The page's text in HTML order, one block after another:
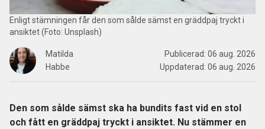
Enligt stämningen får den som sålde sämst en gräddpaj tryckt i
ansiktet (Foto: Unsplash)
Matilda
Habbe
Publicerad: 06 aug. 2026
Uppdaterad: 06 aug. 2026
Den som sålde sämst ska ha bundits fast vid en stol
och fått en gräddpaj tryckt i ansiktet. Nu stämmer en